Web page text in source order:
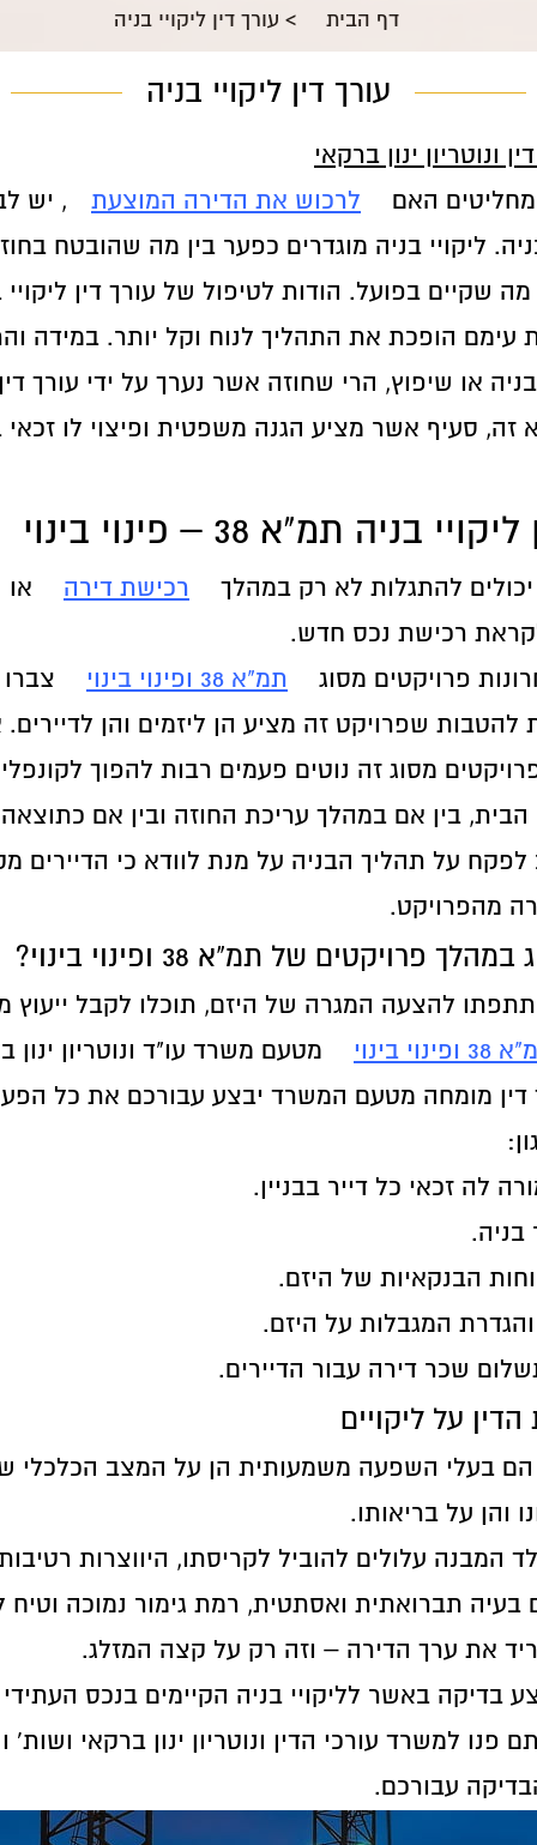
דף הבית > עורך דין ליקויי בניה
עורך דין ליקויי בניה
ונוטריון ינון ברקאי
האם
לרכוש את הדירה המוצעת
, יש
ליקויי בניה מוגדרים כפער בין מה שהובטח
שקיים בפועל. הודות לטיפול של עורך דין ליקויי
עימם הופכת את התהליך לנוח וקל יותר. במידה
או שיפוץ, הרי שחוזה אשר נערך על ידי עורך
זה, סעיף אשר מציע הגנה משפטית ופיצוי לו
בניה תמ"א 38 – פינוי בינוי
יכולים להתגלות לא רק במהלך רכישת דירה
או
רכישת נכס חדש.
פרויקטים מסוג
תמ"א 38 ופינוי בינוי
להטבות שפרויקט זה מציע הן ליזמים והן
מסוג זה נוטים פעמים רבות להפוך
הבית, בין אם במהלך עריכת החוזה ובין אם כתוצאה
לפקח על תהליך הבניה על מנת לוודא כי הדיירים
מהפרויקט.
פרויקטים של תמ"א 38 ופינוי בינוי?
להצעה המגרה של היזם, תוכלו לקבל ייעוץ
בינוי
מטעם משרד עו"ד ונוטריון ינון
דין מומחה מטעם המשרד יבצע עבורכם את כל
לה זכאי כל דייר בבניין.
הבנקאיות של היזם.
והגדרת המגבלות על היזם.
שכר דירה עבור הדיירים.
על ליקויים
הם בעלי השפעה משמעותית הן על המצב הכלכלי
והן על בריאותו.
המבנה עלולים להוביל לקריסתו, היווצרות
בעיה תברואתית ואסתטית, רמת גימור נמוכה וטיח
את ערך הדירה – וזה רק על קצה המזלג.
בדיקה באשר לליקויי בניה הקיימים בנכס
פנו למשרד עורכי הדין ונוטריון ינון ברקאי ושות'
עבורכם.